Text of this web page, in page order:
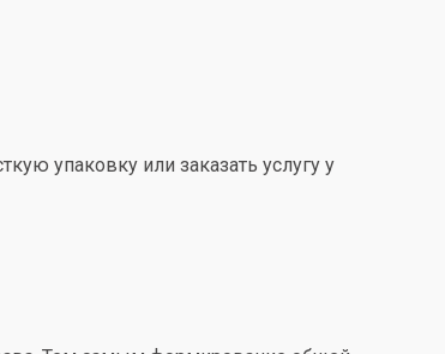
упаковку или заказать услугу у